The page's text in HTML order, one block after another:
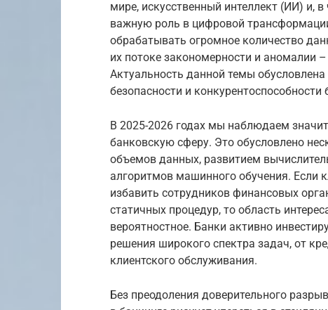
мире, искусственный интеллект (ИИ) и,
важную роль в цифровой
обрабатывать огромное количество
их потоке закономерности и аномалии
Актуальность данной темы
безопасности и
В 2025-2026 годах мы наблюдаем
банковскую сферу. Это обусловлено
объемов данных, развитием
алгоритмов машинного обучения. Если
избавить сотрудников финансовых
статичных процедур, то область
вероятностное. Банки активно
решения широкого спектра задач, от
клиентского обслуживания.
Без преодоления доверительного